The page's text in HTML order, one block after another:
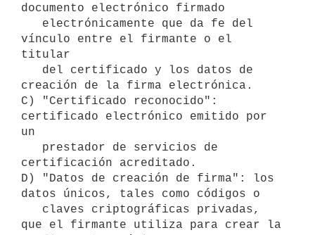
documento electrónico firmado
vínculo entre el firmante o el
titular
creación de la firma electrónica.
C) "Certificado reconocido":
certificado electrónico emitido por
un
certificación acreditado.
D) "Datos de creación de firma": los
datos únicos, tales como códigos o
que el firmante utiliza para crear la